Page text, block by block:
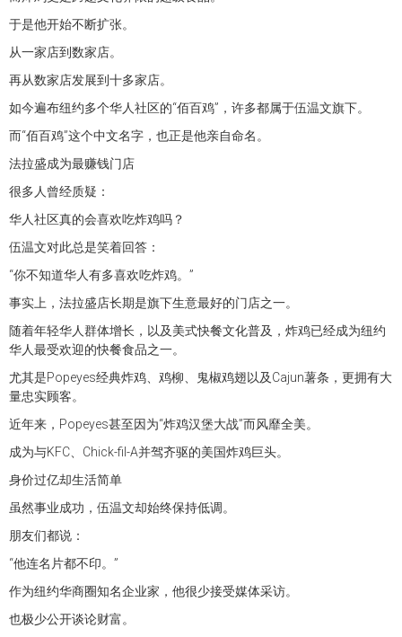
于是他开始不断扩张。
从一家店到数家店。
再从数家店发展到十多家店。
如今遍布纽约多个华人社区的“佰百鸡”，许多都属于伍温文旗下。
而“佰百鸡”这个中文名字，也正是他亲自命名。
法拉盛成为最赚钱门店
很多人曾经质疑：
华人社区真的会喜欢吃炸鸡吗？
伍温文对此总是笑着回答：
“你不知道华人有多喜欢吃炸鸡。”
事实上，法拉盛店长期是旗下生意最好的门店之一。
随着年轻华人群体增长，以及美式快餐文化普及，炸鸡已经成为纽约
华人最受欢迎的快餐食品之一。
尤其是Popeyes经典炸鸡、鸡柳、鬼椒鸡翅以及Cajun薯条，更拥有大
量忠实顾客。
近年来，Popeyes甚至因为“炸鸡汉堡大战”而风靡全美。
成为与KFC、Chick-fil-A并驾齐驱的美国炸鸡巨头。
身价过亿却生活简单
虽然事业成功，伍温文却始终保持低调。
朋友们都说：
“他连名片都不印。”
作为纽约华商圈知名企业家，他很少接受媒体采访。
也极少公开谈论财富。